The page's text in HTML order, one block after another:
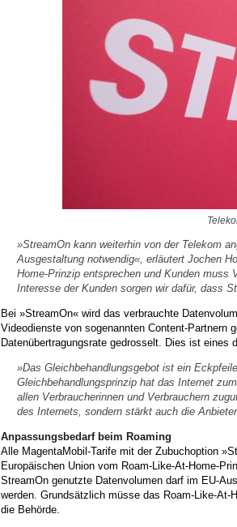
»StreamOn kann weiterhin von der Telekom
Ausgestaltung notwendig«, erläutert Jochen
Home-Prinzip entsprechen und Kunden muss
Interesse der Kunden sorgen wir dafür, dass
Bei »StreamOn« wird das verbrauchte
Videodienste von sogenannten Content-Partnern
Datenübertragungsrate gedrosselt. Dies ist eines
»Das Gleichbehandlungsgebot ist ein
Gleichbehandlungsprinzip hat das Internet
allen Verbraucherinnen und Verbrauchern
des Internets, sondern stärkt auch die
Anpassungsbedarf beim Roaming
Alle MagentaMobil-Tarife mit der Zubuchoption
Europäischen Union vom Roam-Like-At-Home-
StreamOn genutzte Datenvolumen darf im EU-
werden. Grundsätzlich müsse das Roam-Like-
die Behörde.